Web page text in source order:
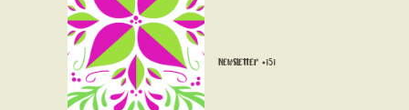
Newsletter #151